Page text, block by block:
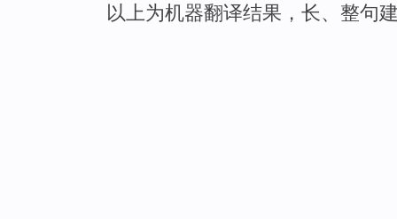
以上为机器翻译结果，长、整句